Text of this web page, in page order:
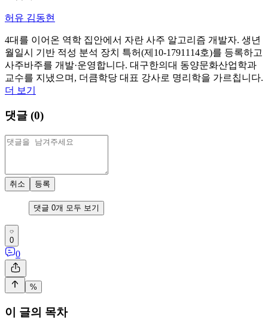
허유 김동현
4대를 이어온 역학 집안에서 자란 사주 알고리즘 개발자. 생년
월일시 기반 적성 분석 장치 특허(제10-1791114호)를 등록하고
사주바주를 개발·운영합니다. 대구한의대 동양문화산업학과
교수를 지냈으며, 더큼학당 대표 강사로 명리학을 가르칩니다.
더 보기
댓글 (0)
취소 등록
댓글 0개 모두 보기
0
0
%
이 글의 목차